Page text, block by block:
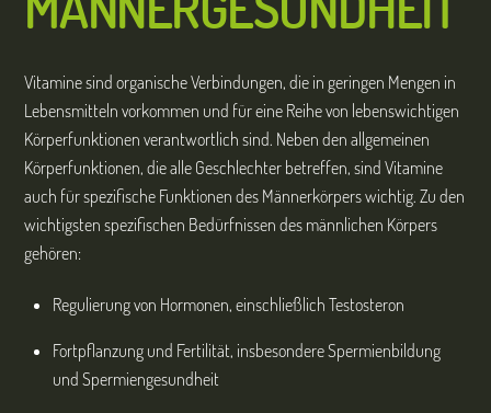
Vitamine sind organische Verbindungen, die in geringen Mengen in
Lebensmitteln vorkommen und für eine Reihe von lebenswichtigen
Körperfunktionen verantwortlich sind. Neben den allgemeinen
Körperfunktionen, die alle Geschlechter betreffen, sind Vitamine
auch für spezifische Funktionen des Männerkörpers wichtig. Zu den
wichtigsten spezifischen Bedürfnissen des männlichen Körpers
gehören:
Regulierung von Hormonen, einschließlich Testosteron
Fortpflanzung und Fertilität, insbesondere Spermienbildung
und Spermiengesundheit